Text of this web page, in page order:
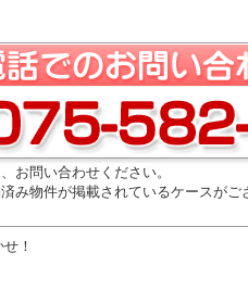
お問い合わせください。
み物件が掲載されているケースが
！